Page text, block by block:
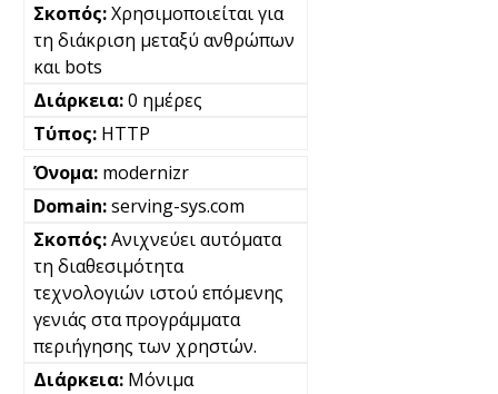
Χρησιμοποιείται για
τη διάκριση μεταξύ ανθρώπων
και bots
0 ημέρες
HTTP
modernizr
serving-sys.com
Ανιχνεύει αυτόματα
τη διαθεσιμότητα
τεχνολογιών ιστού επόμενης
γενιάς στα προγράμματα
περιήγησης των χρηστών.
Μόνιμα